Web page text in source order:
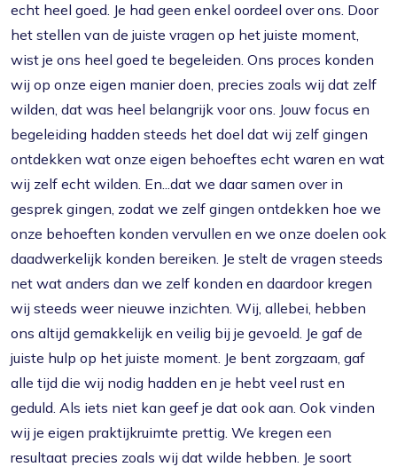
echt heel goed. Je had geen enkel oordeel over ons. Door
het stellen van de juiste vragen op het juiste moment,
wist je ons heel goed te begeleiden. Ons proces konden
wij op onze eigen manier doen, precies zoals wij dat zelf
wilden, dat was heel belangrijk voor ons. Jouw focus en
begeleiding hadden steeds het doel dat wij zelf gingen
ontdekken wat onze eigen behoeftes echt waren en wat
wij zelf echt wilden. En...dat we daar samen over in
gesprek gingen, zodat we zelf gingen ontdekken hoe we
onze behoeften konden vervullen en we onze doelen ook
daadwerkelijk konden bereiken. Je stelt de vragen steeds
net wat anders dan we zelf konden en daardoor kregen
wij steeds weer nieuwe inzichten. Wij, allebei, hebben
ons altijd gemakkelijk en veilig bij je gevoeld. Je gaf de
juiste hulp op het juiste moment. Je bent zorgzaam, gaf
alle tijd die wij nodig hadden en je hebt veel rust en
geduld. Als iets niet kan geef je dat ook aan. Ook vinden
wij je eigen praktijkruimte prettig. We kregen een
resultaat precies zoals wij dat wilde hebben. Je soort